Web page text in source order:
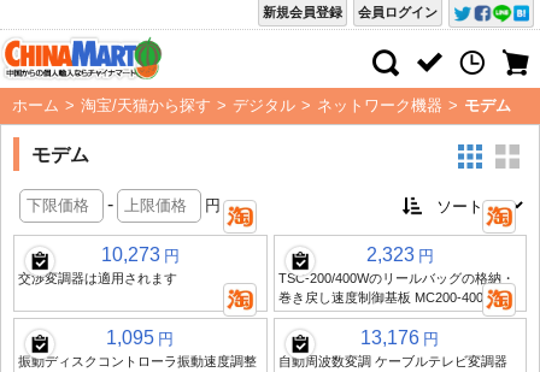
会員ログイン
新規会員登録
ホーム > 淘宝/天猫から探す > デジタル > ネットワーク機器 > モデム
モデム
- 円
10,273 円
交渉変調器は適用されます
2,323 円
TSC-200/400Wのリールバッグの格納・
巻き戻し速度制御基板 MC200-400W
1,095 円
振動ディスクコントローラ振動速度調整
13,176 円
自動周波数変調 ケーブルテレビ変調器